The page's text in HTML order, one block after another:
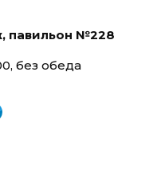
павильон №228
без обеда